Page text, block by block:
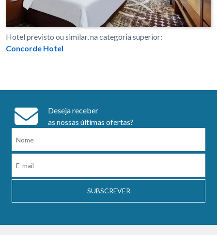
Hotel previsto ou similar, na categoria superior:
Concorde Hotel
Deseja receber
as nossas últimas ofertas?
SUBSCREVER